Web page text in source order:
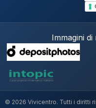
Immagini
© 2026 Vivicentro. Tutti i diritti